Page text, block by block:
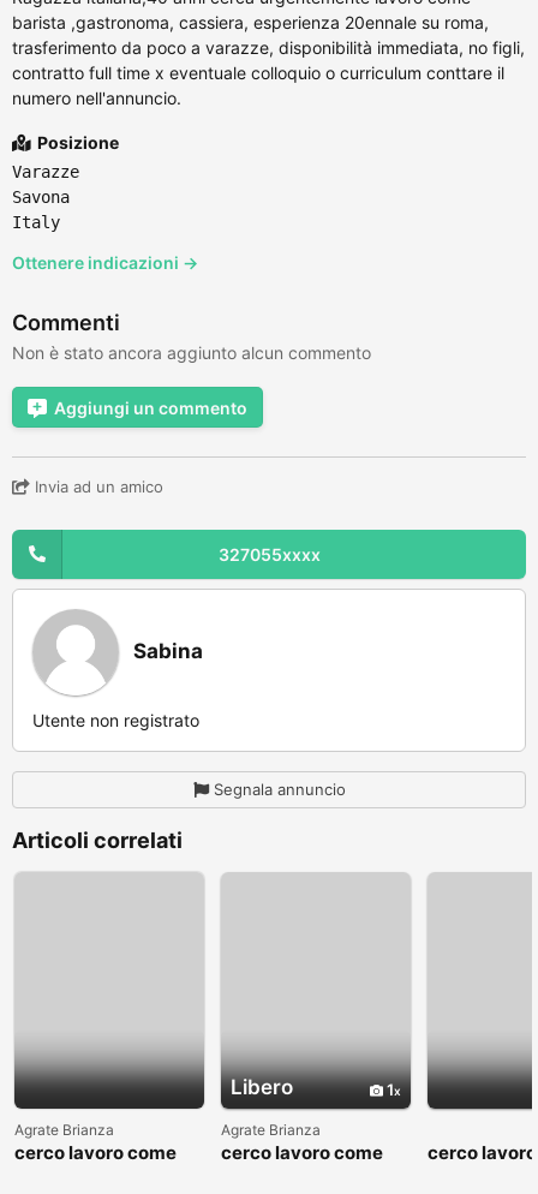
barista ,gastronoma, cassiera, esperienza 20ennale su roma,
trasferimento da poco a varazze, disponibilità immediata, no figli,
contratto full time x eventuale colloquio o curriculum conttare il
numero nell'annuncio.
Posizione
Varazze
Savona
Italy
Ottenere indicazioni →
Commenti
Non è stato ancora aggiunto alcun commento
Aggiungi un commento
Invia ad un amico
327055xxxx
Sabina
Utente non registrato
Segnala annuncio
Articoli correlati
Agrate Brianza
cerco lavoro come
Libero 1
Agrate Brianza
cerco lavoro come
cerco